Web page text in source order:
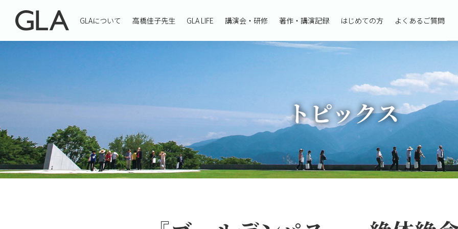
GLAについて 高橋佳子先生 GLA LIFE 講演会・研修 著作・講演記録 はじめての方 よくあるご質問
トピックス